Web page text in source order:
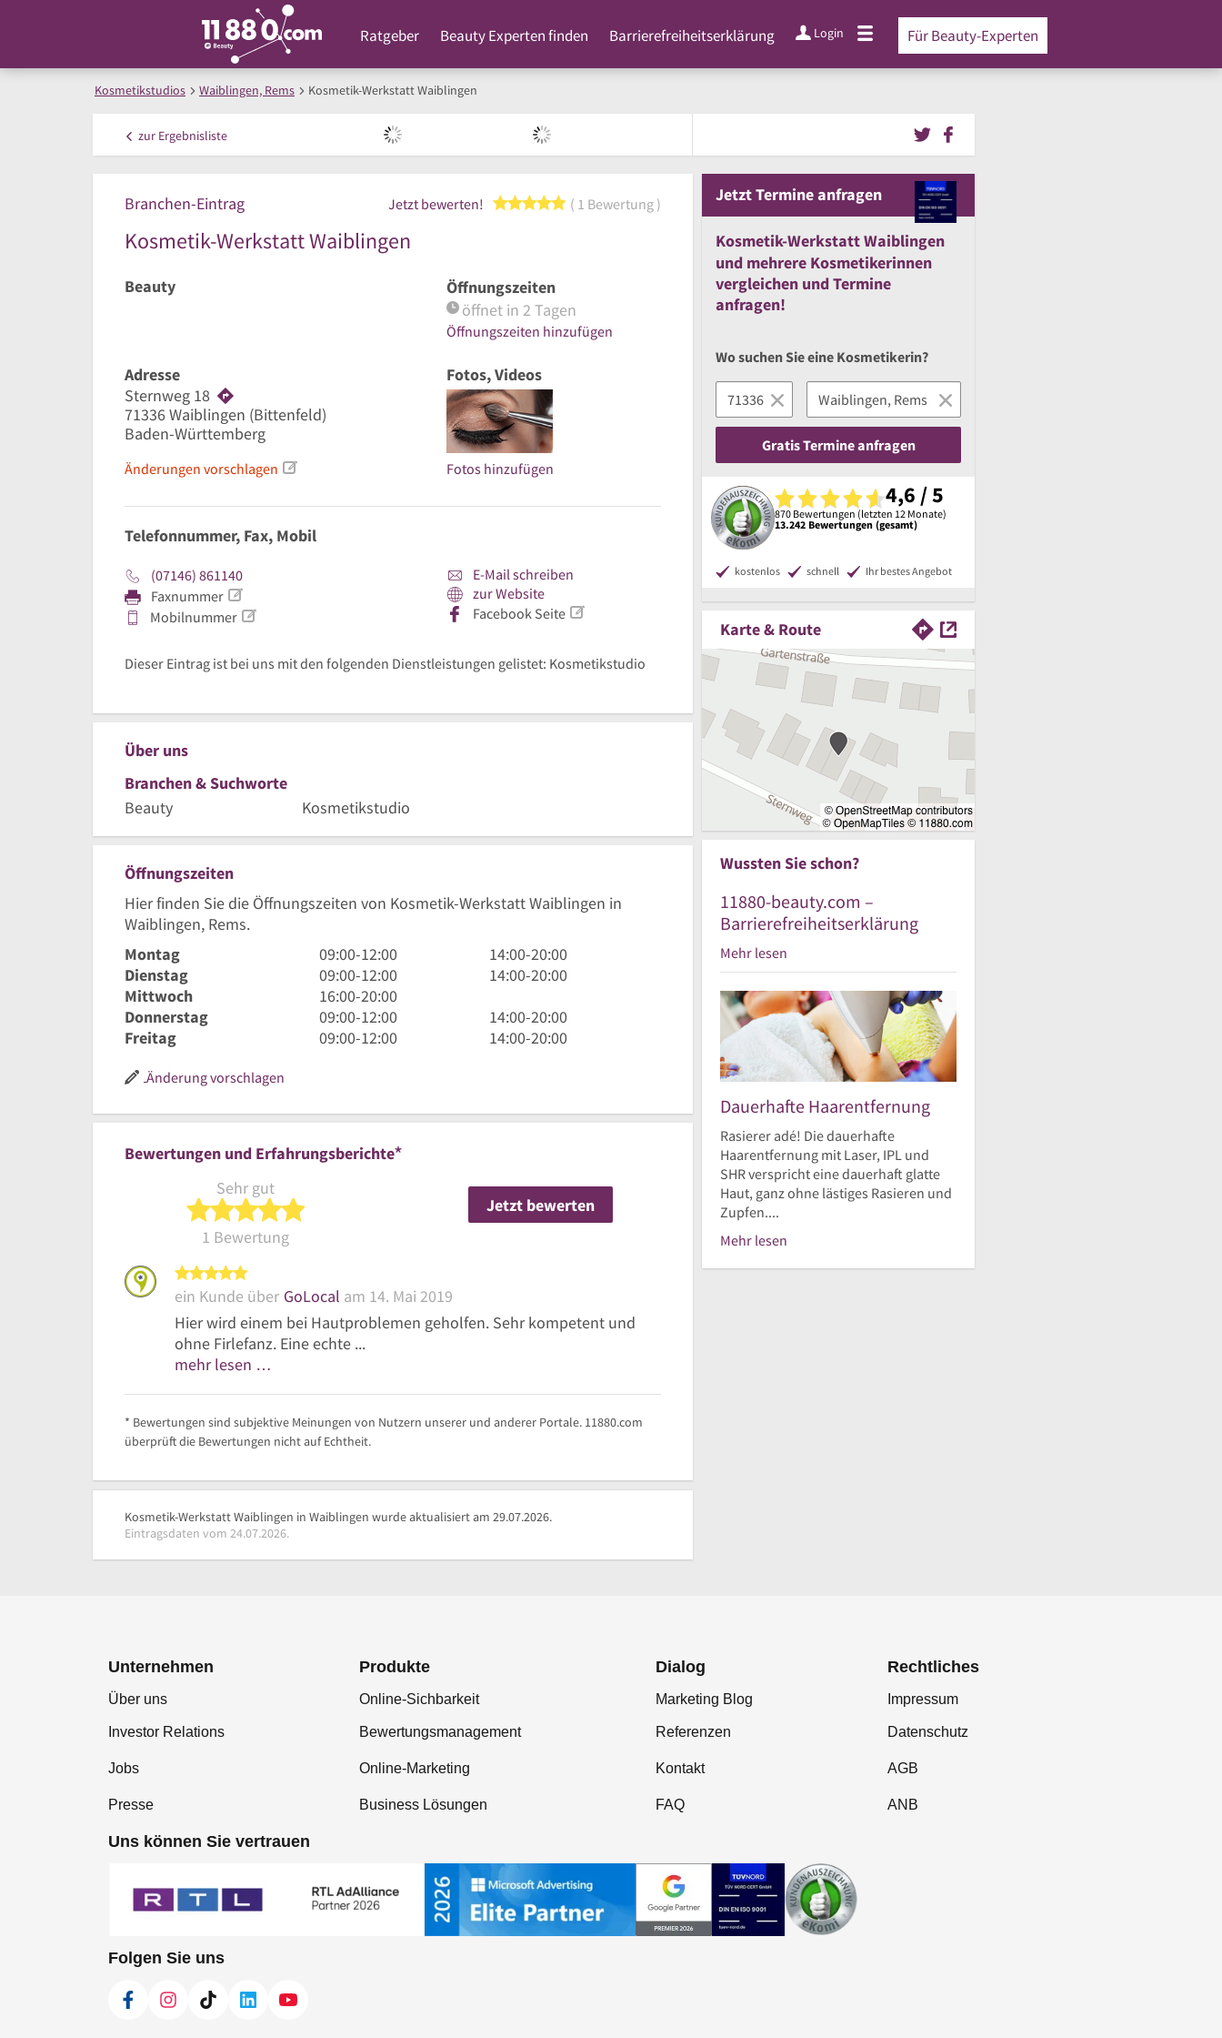
Ratgeber Beauty Experten finden Barrierefreiheitserklärung Login Für Beauty-Experten
Kosmetikstudios Waiblingen, Rems Kosmetik-Werkstatt Waiblingen
zur Ergebnisliste
Branchen-Eintrag Jetzt bewerten! 5 von 5 Sternen
1 Bewertung
Kosmetik-Werkstatt Waiblingen
Beauty
Öffnungszeiten
öffnet in 2 Tagen
Öffnungszeiten hinzufügen
Adresse
Sternweg 18
71336Waiblingen (Bittenfeld)
Baden-Württemberg
Änderungen vorschlagen
Fotos, Videos
Fotos hinzufügen
Telefonnummer, Fax, Mobil
(07146) 861140
Faxnummer
Mobilnummer
E-Mail schreiben
zur Website
Facebook Seite
Dieser Eintrag ist bei uns mit den folgenden Dienstleistungen gelistet: Kosmetikstudio
Über uns
Branchen & Suchworte
Beauty
Kosmetikstudio
Öffnungszeiten
Hier finden Sie die Öffnungszeiten von Kosmetik-Werkstatt Waiblingen in
Waiblingen, Rems.
Montag
9
Uhr
bis
12
Uhr
09:00-12:00
14
Uhr
20
Uhr
14:00-20:00
Dienstag
9
Uhr
bis
12
09:00-12:00
14
bis
20
14:00-20:00
Mittwoch
16
Uhr
bis
16:00-20:00
Donnerstag
9
Uhr
09:00-12:00
14
Uhr
14:00-20:00
Freitag
9
Uhr
09:00-12:00
14
Uhr
14:00-20:00
Änderung vorschlagen
Bewertungen und Erfahrungsberichte*
Sehr gut
5 von 5 Sternen
1 Bewertung
Jetzt bewerten
ein Kunde über GoLocal am 14. Mai 2019
Hier wird einem bei Hautproblemen geholfen. Sehr kompetent und
ohne Firlefanz. Eine echte ...
mehr lesen …
* Bewertungen sind subjektive Meinungen von Nutzern unserer und anderer Portale. 11880.com
überprüft die Bewertungen nicht auf Echtheit.
Kosmetik-Werkstatt Waiblingen in Waiblingen wurde aktualisiert am 29.07.2026.
Eintragsdaten vom 24.07.2026.
JetztTermine anfragen
Kosmetik-Werkstatt Waiblingen
und mehrere Kosmetikerinnen
vergleichen undTermine
anfragen!
Wo suchen Sie eine Kosmetikerin?
Gratis Termine anfragen
4,6 / 5
870 Bewertungen (letzten 12 Monate)
13.242 Bewertungen (gesamt)
kostenlos schnell Ihr bestes Angebot
Karte & Route
Wussten Sie schon?
11880-beauty.com –
Barrierefreiheitserklärung
Mehr lesen
Dauerhafte Haarentfernung
Rasierer adé! Die dauerhafte
Haarentfernung mit Laser, IPL und
SHR verspricht eine dauerhaft glatte
Haut, ganz ohne lästiges Rasieren und
Zupfen....
Mehr lesen
Unternehmen
Über uns
Investor Relations
Jobs
Presse
Produkte
Online-Sichbarkeit
Bewertungsmanagement
Online-Marketing
Business Lösungen
Dialog
Marketing Blog
Referenzen
Kontakt
FAQ
Rechtliches
Impressum
Datenschutz
AGB
ANB
Uns können Sie vertrauen
Folgen Sie uns